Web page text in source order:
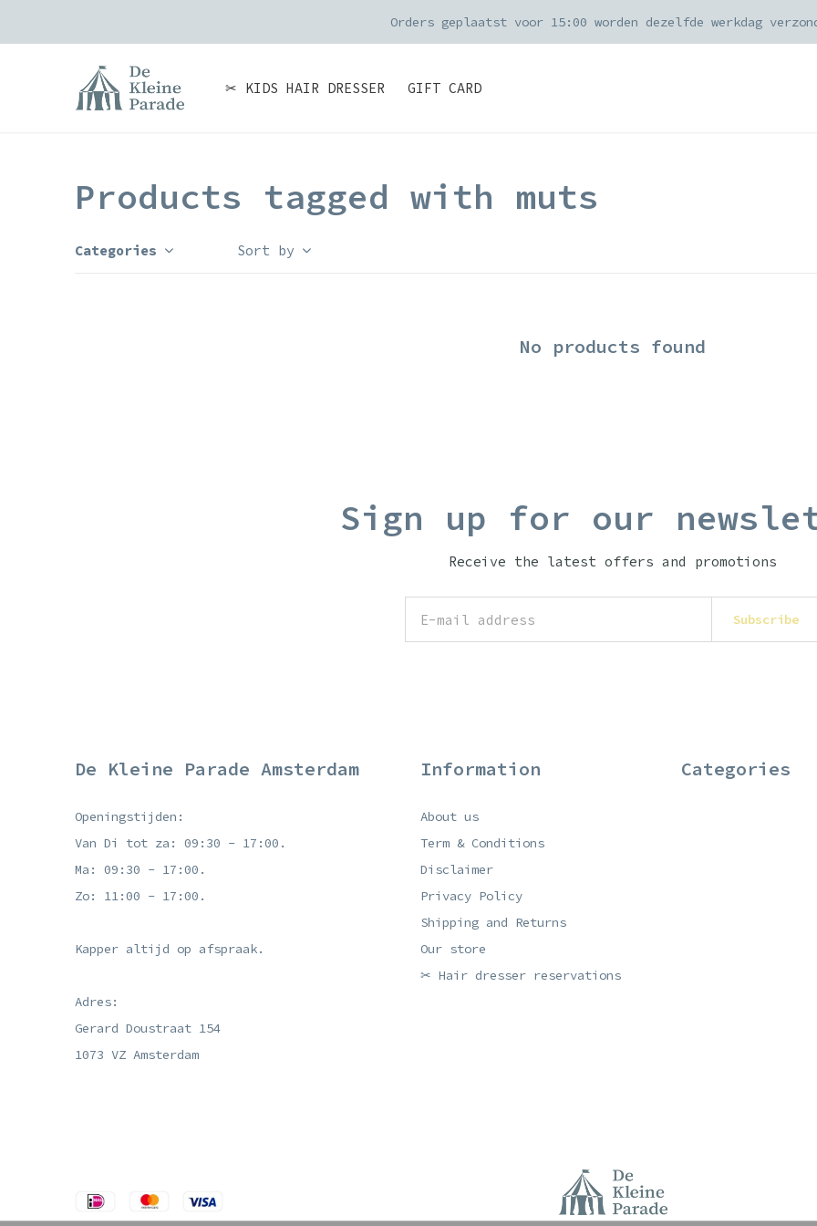
✂ KIDS HAIR DRESSER GIFT CARD
Orders geplaatst voor 15:00 worden dezelfde werkdag
Products tagged with muts
Categories Sort by
No products found
Sign up for our
Receive the latest offers and promotions
Subscribe
De Kleine Parade Amsterdam
Openingstijden:
Van Di tot za: 09:30 - 17:00.
Ma: 09:30 - 17:00.
Zo: 11:00 - 17:00.
Kapper altijd op afspraak.
Adres:
Gerard Doustraat 154
1073 VZ Amsterdam
Information
About us
Term & Conditions
Disclaimer
Privacy Policy
Shipping and Returns
Our store
✂ Hair dresser reservations
Categories